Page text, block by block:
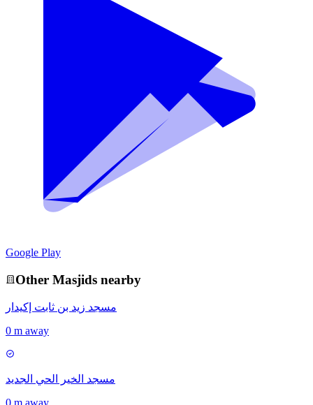
Google Play
Other Masjids nearby
مسجد زيد بن ثابت إكيدار
0 m away
مسجد الخير الحي الجديد